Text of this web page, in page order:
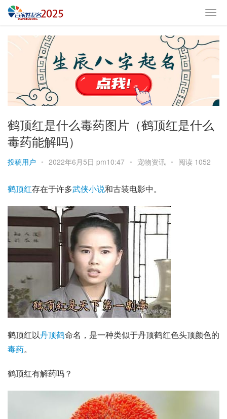
鹤顶红是什么毒药图片（鹤顶红是什么
毒药能解吗）
投稿用户 • 2022年6月5日 pm10:47 • 宠物资讯 • 阅读 1052
鹤顶红存在于许多武侠小说和古装电影中。
鹤顶红以丹顶鹤命名，是一种类似于丹顶鹤红色头顶颜色的
毒药。
鹤顶红有解药吗？